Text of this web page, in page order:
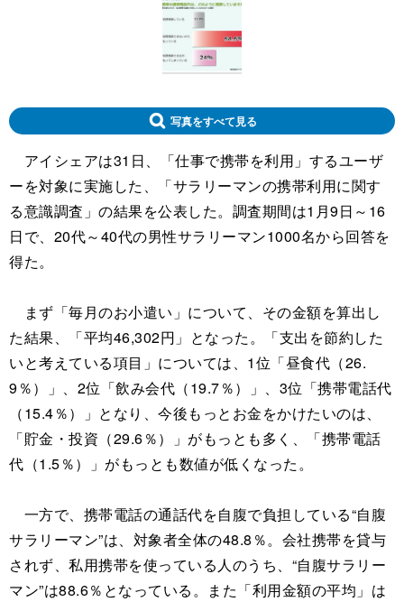
写真をすべて見る
アイシェアは31日、「仕事で携帯を利用」するユーザ
ーを対象に実施した、「サラリーマンの携帯利用に関す
る意識調査」の結果を公表した。調査期間は1月9日～16
日で、20代～40代の男性サラリーマン1000名から回答を
得た。
まず「毎月のお小遣い」について、その金額を算出し
た結果、「平均46,302円」となった。「支出を節約した
いと考えている項目」については、1位「昼食代（26.
9％）」、2位「飲み会代（19.7％）」、3位「携帯電話代
（15.4％）」となり、今後もっとお金をかけたいのは、
「貯金・投資（29.6％）」がもっとも多く、「携帯電話
代（1.5％）」がもっとも数値が低くなった。
一方で、携帯電話の通話代を自腹で負担している“自腹
サラリーマン”は、対象者全体の48.8％。会社携帯を貸与
されず、私用携帯を使っている人のうち、“自腹サラリー
マン”は88.6％となっている。また「利用金額の平均」は